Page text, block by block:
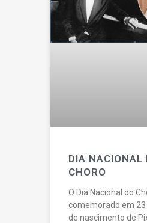
DIA NACIONAL
CHORO
O Dia Nacional do
comemorado em 23
de nascimento de